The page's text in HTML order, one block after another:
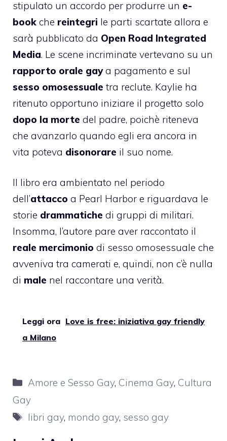
stipulato un accordo per produrre un e-
book che reintegri le parti scartate allora e
sarà pubblicato da Open Road Integrated
Media. Le scene incriminate vertevano su un
rapporto orale gaya pagamento e sul
sesso omosessuale tra reclute. Kaylie ha
ritenuto opportuno iniziare il progetto solo
dopo la morte del padre, poichè riteneva
che avanzarlo quando egli era ancora in
vita poteva disonorare il suo nome.
Il libro era ambientato nel periodo
dell’attacco a Pearl Harbor e riguardava le
storie drammatiche di gruppi di militari.
Insomma, l’autore pare aver raccontato il
reale mercimonio di sesso omosessuale che
avveniva tra camerati e, quindi, non c’è nulla
di male nel raccontare una verità.
Leggi ora Love is free: iniziativa gay friendly
a Milano
Categorie
Amore e Sesso Gay, Cinema Gay, Cultura
Gay
Tag
libri gay, mondo gay, sesso gay